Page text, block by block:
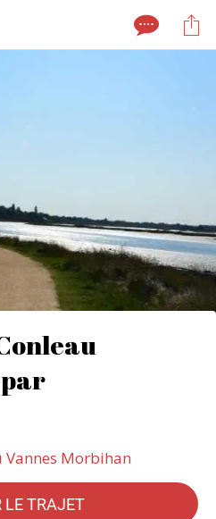
Vannes Morbihan
LE TRAJET